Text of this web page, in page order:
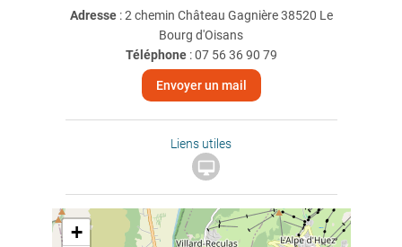
Adresse : 2 chemin Château Gagnière 38520 Le
Bourg d'Oisans
Téléphone:07 56 36 90 79
Envoyer un mail
Liens utiles

+